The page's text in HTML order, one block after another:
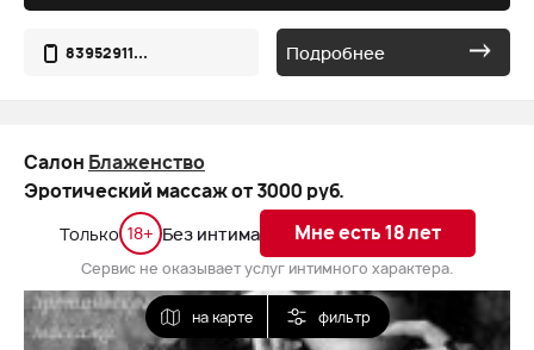
на карте фильтр
83952911... Подробнее
Салон Блаженство
Эротический массаж от 3000 руб.
Только 18+ Без интима Мне есть 18 лет
Сервис не оказывает услуг интимного характера.